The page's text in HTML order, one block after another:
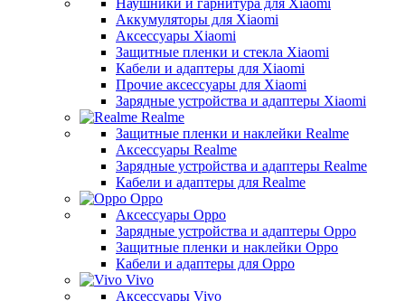
Наушники и гарнитура для Xiaomi
Аккумуляторы для Xiaomi
Аксессуары Xiaomi
Защитные пленки и стекла Xiaomi
Кабели и адаптеры для Xiaomi
Прочие аксессуары для Xiaomi
Зарядные устройства и адаптеры Xiaomi
Realme
Защитные пленки и наклейки Realme
Аксессуары Realme
Зарядные устройства и адаптеры Realme
Кабели и адаптеры для Realme
Oppo
Аксессуары Oppo
Зарядные устройства и адаптеры Oppo
Защитные пленки и наклейки Oppo
Кабели и адаптеры для Oppo
Vivo
Аксессуары Vivo